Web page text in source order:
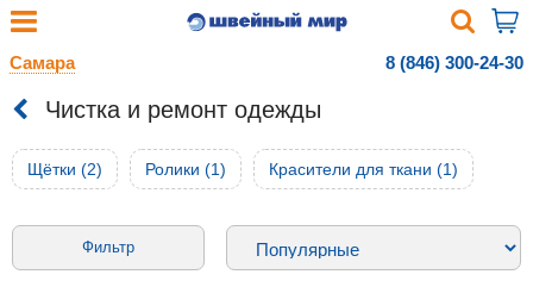
Самара 8 (846) 300-24-30
Чистка и ремонт одежды
Щётки (2) Ролики (1) Красители для ткани (1)
Фильтр